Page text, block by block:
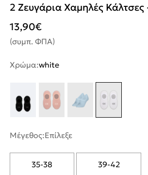
2 Ζευγάρια Χαμηλές Κάλτσες
13,90€
(συμπ. ΦΠΑ)
Χρώμα:white
Μέγεθος:Επίλεξε
35-38 39-42